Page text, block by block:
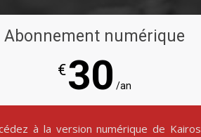
Abonnement numérique
€30 /an
à la version numérique de Kairos